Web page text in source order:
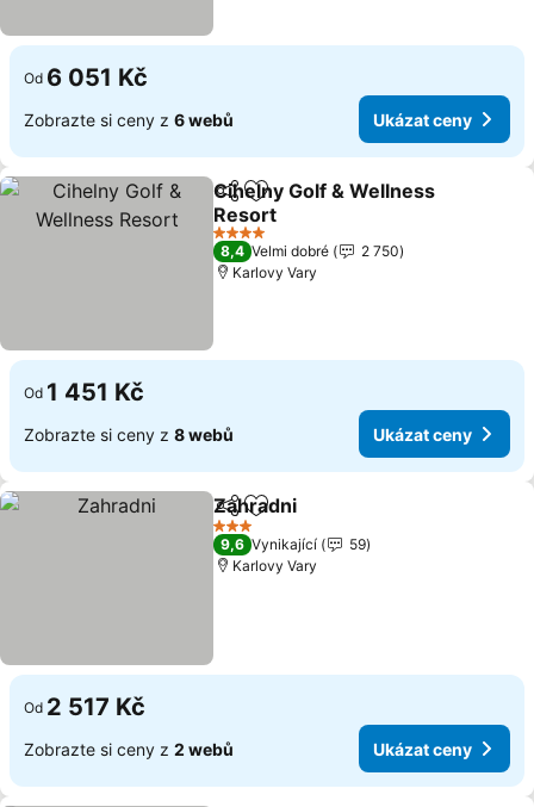
Od 6 051 Kč
Zobrazte si ceny z 6 webů Ukázat ceny
SdíletPřidat na seznam oblíbených
Cihelny Golf & Wellness
Resort
Ukázat ceny
4 Počet hvězdiček
8,4 Velmi dobré
2 750
Karlovy Vary
Od 1 451 Kč
Zobrazte si ceny z 8 webů Ukázat ceny
SdíletPřidat na seznam oblíbených
Zahradni
3 Počet hvězdiček
9,6 Vynikající
59
Karlovy Vary
Od 2 517 Kč
Zobrazte si ceny z 2 webů Ukázat ceny